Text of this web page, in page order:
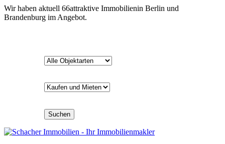
Wir haben aktuell 66attraktive Immobilienin Berlin und
Brandenburg im Angebot.
Suchen